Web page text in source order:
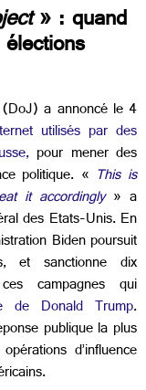
» : quand
a annoncé le 4
utilisés par des
pour mener des
politique. « This is
it accordingly » a
des Etats-Unis. En
Biden poursuit
et sanctionne dix
campagnes qui
de Donald Trump.
publique la plus
d’influence